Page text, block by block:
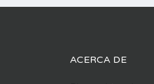
ACERCA DE